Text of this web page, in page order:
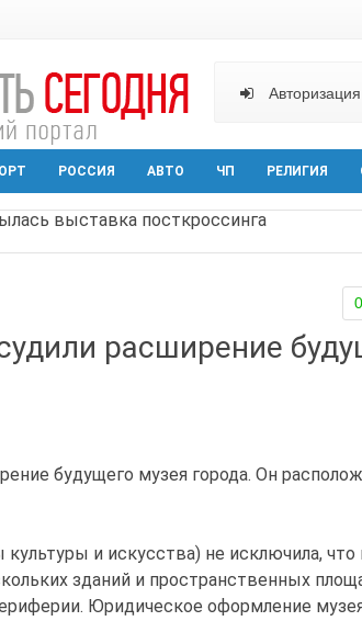
Авторизация
РОССИЯ АВТО ЧП РЕЛИГИЯ
поджоге — сгорела АЗС и около
атаковали три города и семь
действовать в Ростовской области с
выставка посткроссинга
расширение
0
будущего музея города. Он
и искусства) не исключила, что
зданий и пространственных
Юридическое оформление